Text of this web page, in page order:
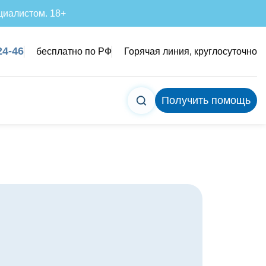
18+
46 бесплатно по РФ Горячая линия, круглосуточно
Получить помощь